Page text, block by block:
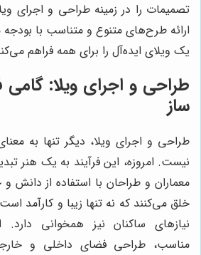
تصمیمات را در زمینه طراحی و اجرای
ارائه طرح‌های متنوع و متناسب با
یک ویلای ایده‌آل را برای همه فراهم
طراحی و اجرای ویلا: گامی
ساز
طراحی و اجرای ویلا، دیگر تنها به
نیست. امروزه، این فرآیند به یک هنر
معماران و طراحان با استفاده از دانش
خلق می‌کنند که نه تنها زیبا و کارآمد
نیازهای ساکنان نیز همخوانی
مناسب، طراحی فضای داخلی و